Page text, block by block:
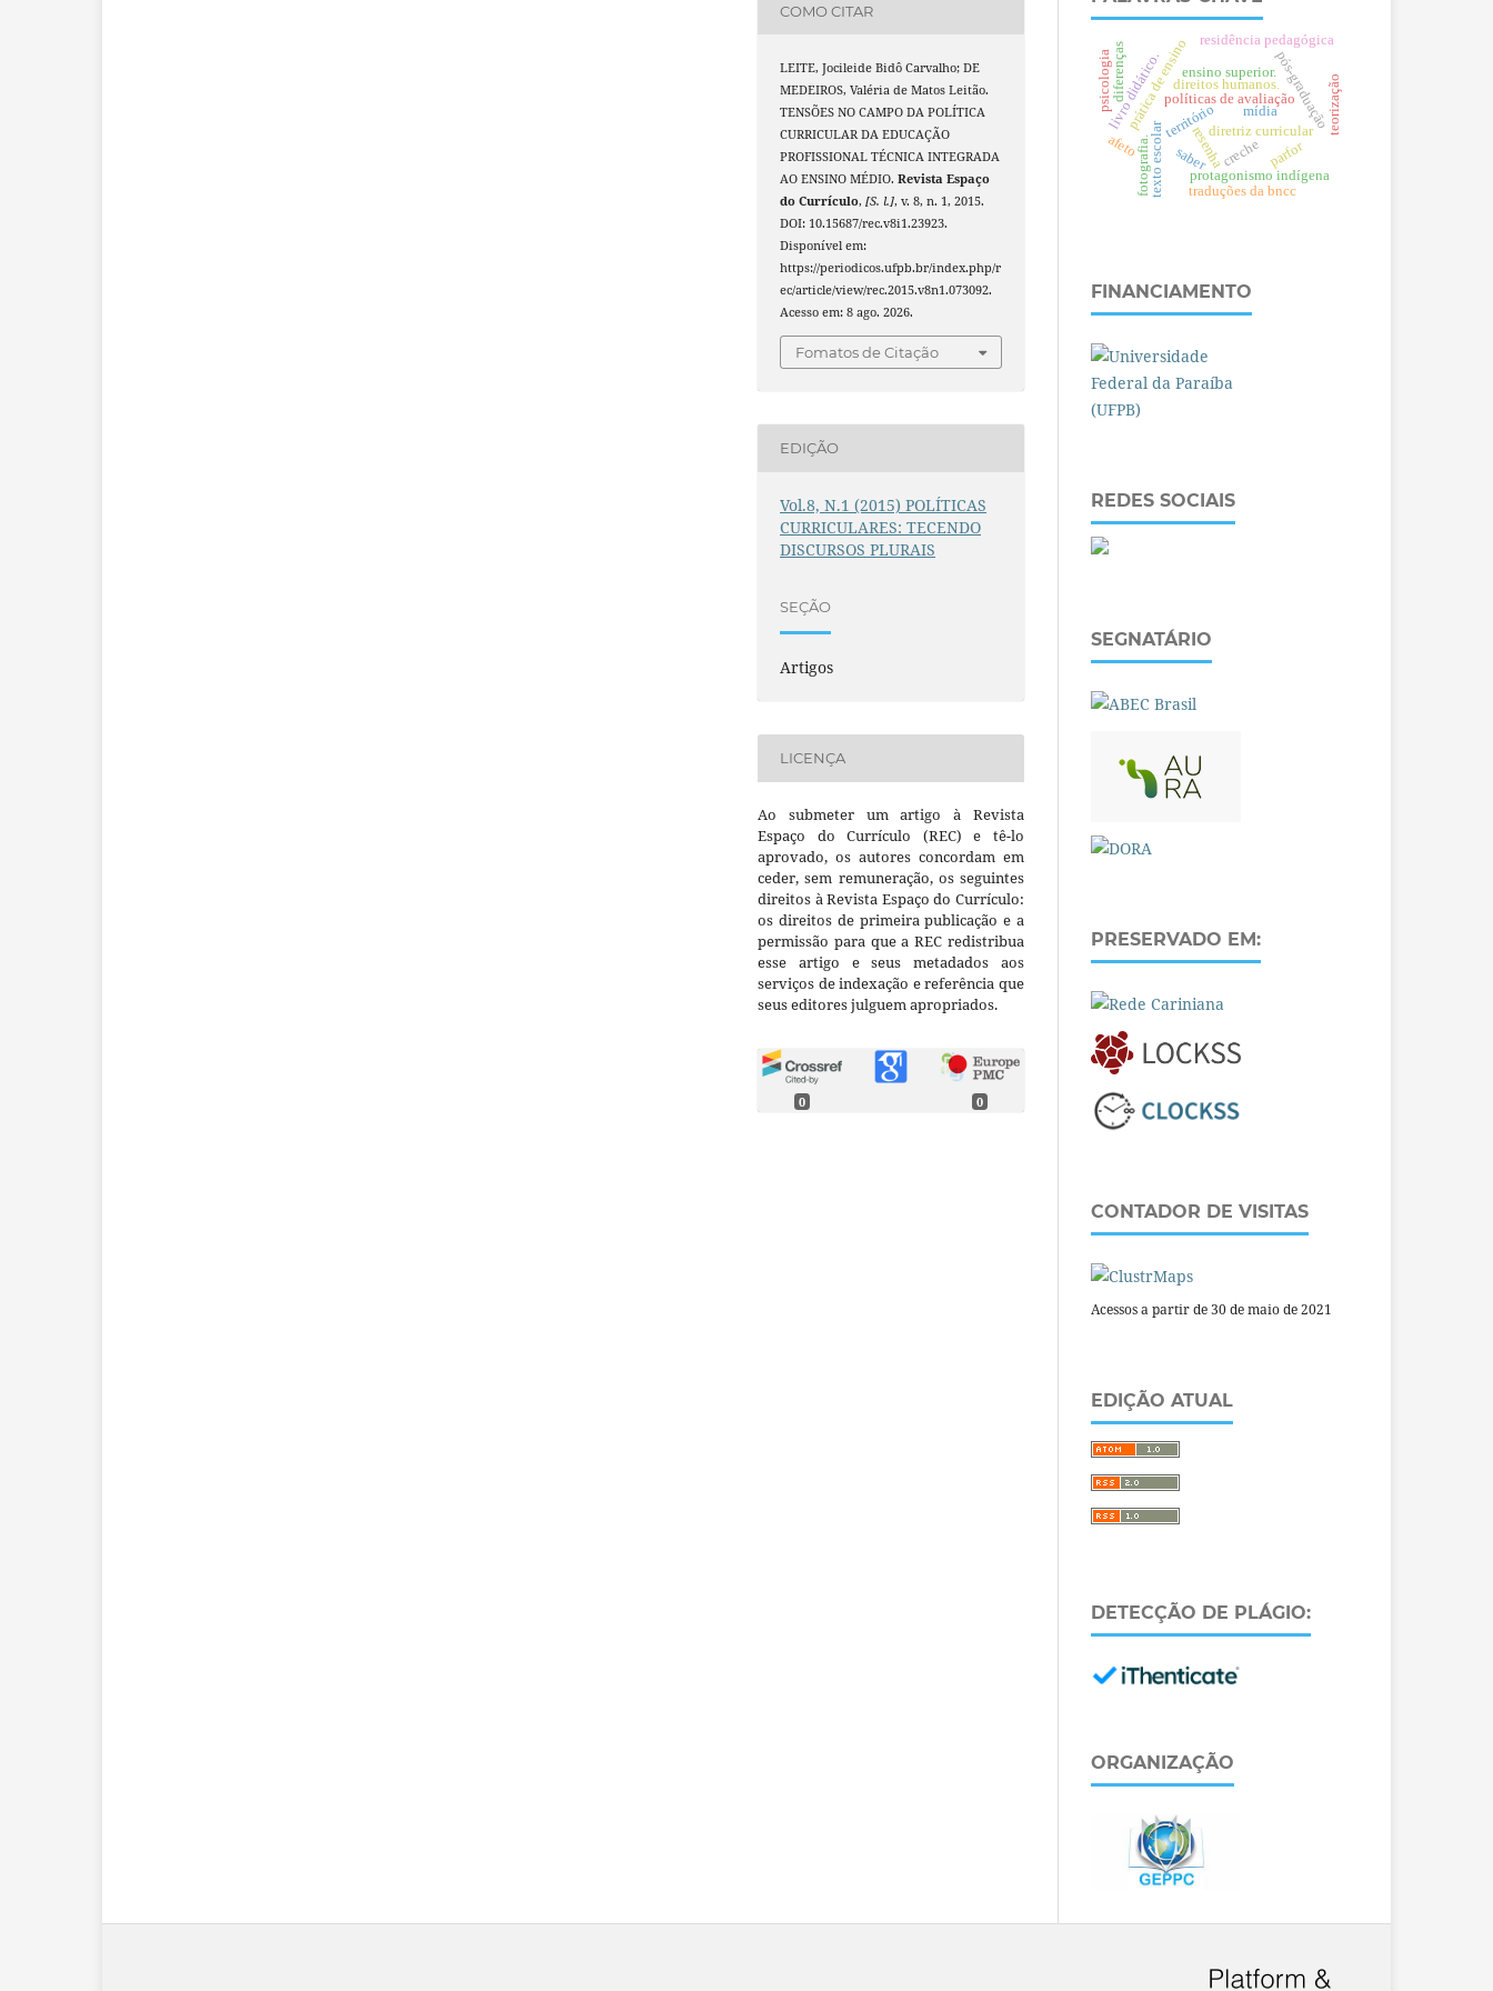
COMO CITAR
LEITE, Jocileide Bidô Carvalho; DE
MEDEIROS, Valéria de Matos Leitão.
TENSÕES NO CAMPO DA POLÍTICA
CURRICULAR DA EDUCAÇÃO
PROFISSIONAL TÉCNICA INTEGRADA
AO ENSINO MÉDIO.Revista Espaço
do Currículo,[S. l.], v. 8, n. 1, 2015.
DOI: 10.15687/rec.v8i1.23923.
Disponível em:
https://periodicos.ufpb.br/index.php/r
ec/article/view/rec.2015.v8n1.073092.
Acesso em: 8 ago. 2026.
Fomatos de Citação
EDIÇÃO
Vol.8, N.1 (2015) POLÍTICAS
CURRICULARES: TECENDO
DISCURSOS PLURAIS
SEÇÃO
Artigos
LICENÇA
Ao submeter um artigo à Revista
Espaço do Currículo (REC) e tê-lo
aprovado, os autores concordam em
ceder, sem remuneração, os seguintes
direitos à Revista Espaço do Currículo:
os direitos de primeira publicação e a
permissão para que a REC redistribua
esse artigo e seus metadados aos
serviços de indexação e referência que
seus editores julguem apropriados.
0 0
resenha
territóriodiretriz curricular
prática de ensino
texto escolar
políticas de avaliaçãopós-graduação
protagonismo indígena
saber
mídia
residência pedagógica
livro didático. direitos humanos.
parfor
creche
psicologia ensino superior.
traduções da bncc
fotografia.
teorização
diferenças
afeto
FINANCIAMENTO
REDES SOCIAIS
SEGNATÁRIO
PRESERVADO EM:
CONTADOR DE VISITAS
Acessos a partir de 30 de maio de 2021
EDIÇÃO ATUAL
DETECÇÃO DE PLÁGIO:
ORGANIZAÇÃO